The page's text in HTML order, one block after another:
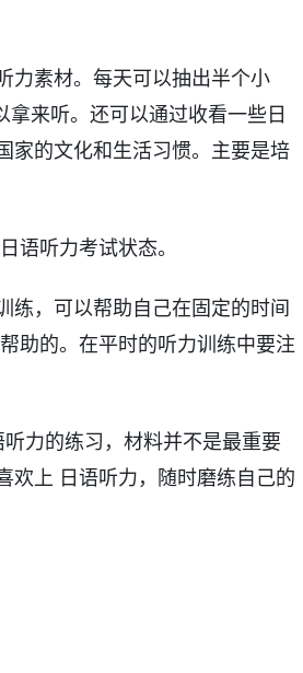
力素材。每天可以抽出半个小
来听。还可以通过收看一些日
家的文化和生活习惯。主要是培
语听力考试状态。
练，可以帮助自己在固定的时间
助的。在平时的听力训练中要注
力的练习，材料并不是最重要
欢上 日语听力，随时磨练自己的